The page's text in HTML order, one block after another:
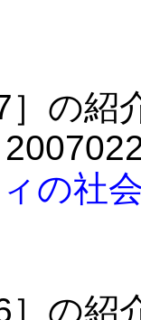
］の紹
の社
］の紹